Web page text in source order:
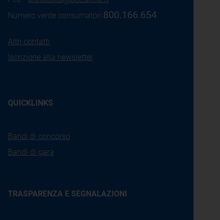
Numero verde consumatori:800.166.654
Altri contatti
Iscrizione alla newsletter
QUICKLINKS
Bandi di concorso
Bandi di gara
TRASPARENZA E SEGNALAZIONI